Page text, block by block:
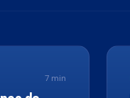
7min